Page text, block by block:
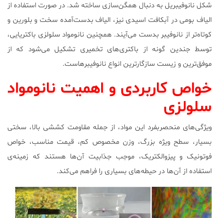
شکل نانوفیبریل به دنبال همگن‌سازی ساخته شد. در صورت استفاده از
الیاف بومی در آبکافت اسیدی نیز، الیاف بدست‌آمده سخت و بلورین و
کوتاه‌تر از نانوفیبر بدست می‌آیند. همچنین نانومواد سلولزی باکتریایی،
توسط جندین گونه از باکتری‌های تخمیری تشکیل می‌شود که از
موفق‌ترین و زیست سازگارترین انواع نانوفیبرهاست.
خواص کاربردی و اهمیت نانومواد
سلولزی
ویژگی‌های منحصربفرد این مواد، از جمله مقاومت کششی بالا، سختی
بسیار، سطح ویژه بزرگ، وزن مخصوص کم، قیمت مناسب، خواص
فوتونیک و پیزوالکتریک، موجب جذابیت آن‌ها هستند که زمینه‌ی
استفاده از آن‌ها در حیطه‌های بسیاری را فراهم می‌کند.